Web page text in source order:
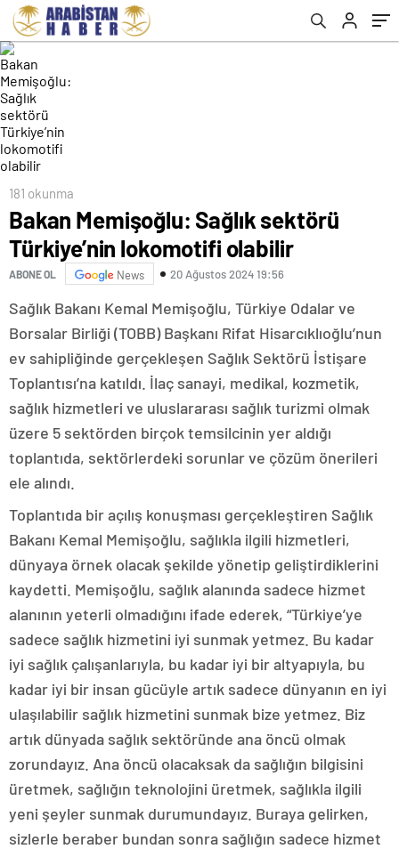
181 okunma
Bakan Memişoğlu: Sağlık sektörü
Türkiye’nin lokomotifi olabilir
ABONE OL News 20 Ağustos 2024 19:56
Sağlık Bakanı Kemal Memişoğlu, Türkiye Odalar ve
Borsalar Birliği (TOBB) Başkanı Rifat Hisarcıklıoğlu’nun
ev sahipliğinde gerçekleşen Sağlık Sektörü İstişare
Toplantısı’na katıldı. İlaç sanayi, medikal, kozmetik,
sağlık hizmetleri ve uluslararası sağlık turizmi olmak
üzere 5 sektörden birçok temsilcinin yer aldığı
toplantıda, sektörlerdeki sorunlar ve çözüm önerileri
ele alındı.
Toplantıda bir açılış konuşması gerçekleştiren Sağlık
Bakanı Kemal Memişoğlu, sağlıkla ilgili hizmetleri,
dünyaya örnek olacak şekilde yönetip geliştirdiklerini
kaydetti. Memişoğlu, sağlık alanında sadece hizmet
alanının yeterli olmadığını ifade ederek, “Türkiye’ye
sadece sağlık hizmetini iyi sunmak yetmez. Bu kadar
iyi sağlık çalışanlarıyla, bu kadar iyi bir altyapıyla, bu
kadar iyi bir insan gücüyle artık sadece dünyanın en iyi
ulaşılabilir sağlık hizmetini sunmak bize yetmez. Biz
artık dünyada sağlık sektöründe ana öncü olmak
zorundayız. Ana öncü olacaksak da sağlığın bilgisini
üretmek, sağlığın teknolojini üretmek, sağlıkla ilgili
yeni şeyler sunmak durumundayız. Buraya gelirken,
sizlerle beraber bundan sonra sağlığın sadece hizmet